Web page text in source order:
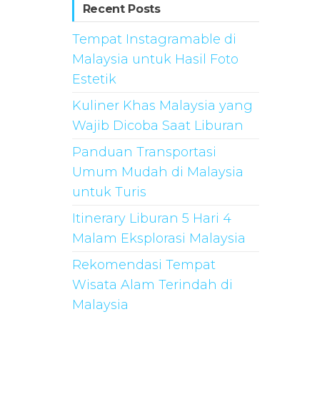
Recent Posts
Tempat Instagramable di
Malaysia untuk Hasil Foto
Estetik
Kuliner Khas Malaysia yang
Wajib Dicoba Saat Liburan
Panduan Transportasi
Umum Mudah di Malaysia
untuk Turis
Itinerary Liburan 5 Hari 4
Malam Eksplorasi Malaysia
Rekomendasi Tempat
Wisata Alam Terindah di
Malaysia